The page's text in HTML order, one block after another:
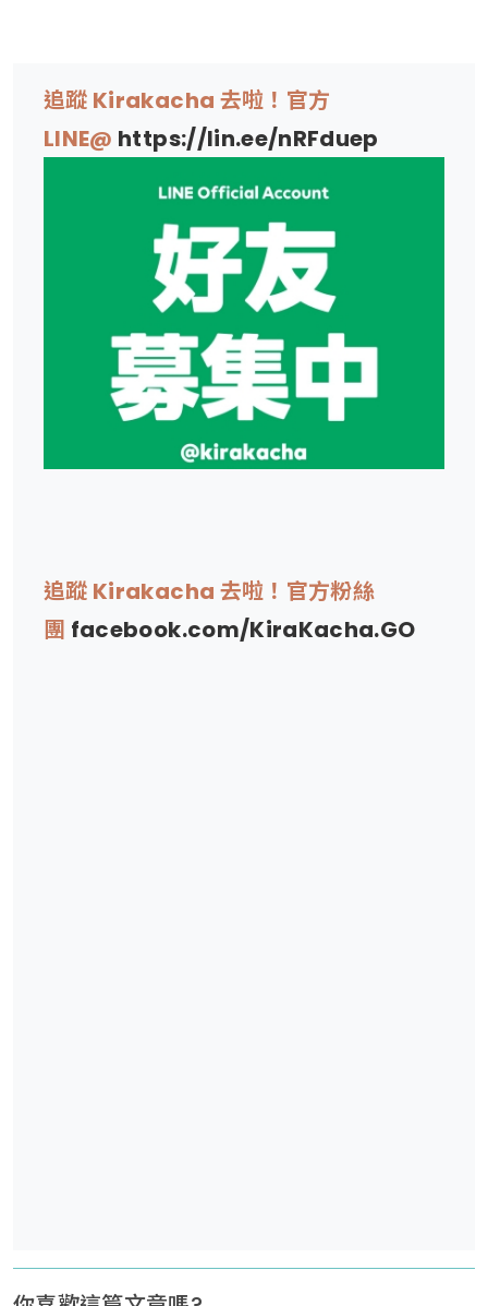
追蹤 Kirakacha 去啦！官方
LINE@ https://lin.ee/nRFduep
追蹤 Kirakacha 去啦！官方粉絲
團 facebook.com/KiraKacha.GO